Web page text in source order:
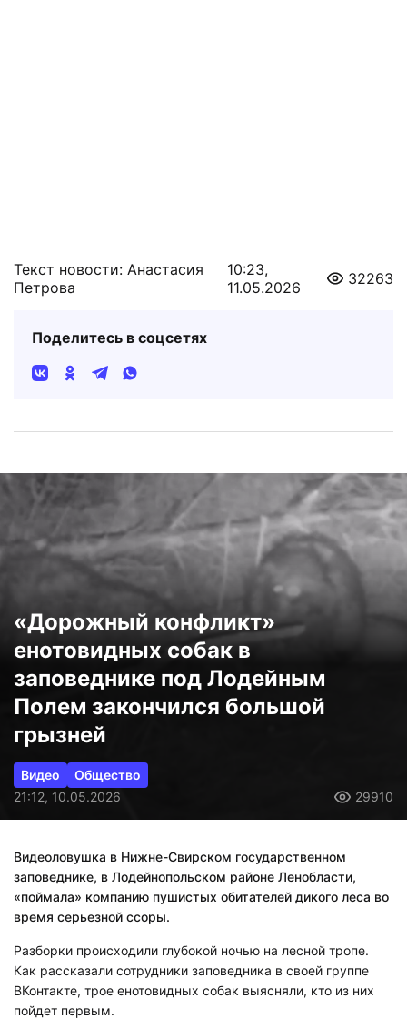
Текст новости: Анастасия
Петрова
10:23,
11.05.2026
32263
Поделитесь в соцсетях
«Дорожный конфликт»
енотовидных собак в
заповеднике под Лодейным
Полем закончился большой
грызней
Видео
Общество
21:12, 10.05.2026
29910
Видеоловушка в Нижне-Свирском государственном
заповеднике, в Лодейнопольском районе Ленобласти,
«поймала» компанию пушистых обитателей дикого леса во
время серьезной ссоры.
Разборки происходили глубокой ночью на лесной тропе.
Как рассказали сотрудники заповедника в своей группе
ВКонтакте, трое енотовидных собак выясняли, кто из них
пойдет первым.